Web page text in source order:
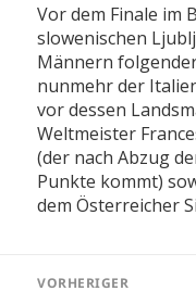
Vor dem Finale im
slowenischen
Männern
nunmehr der
vor dessen
Weltmeister
(der nach Abzug
Punkte kommt)
dem Österreicher
VORHERIGER